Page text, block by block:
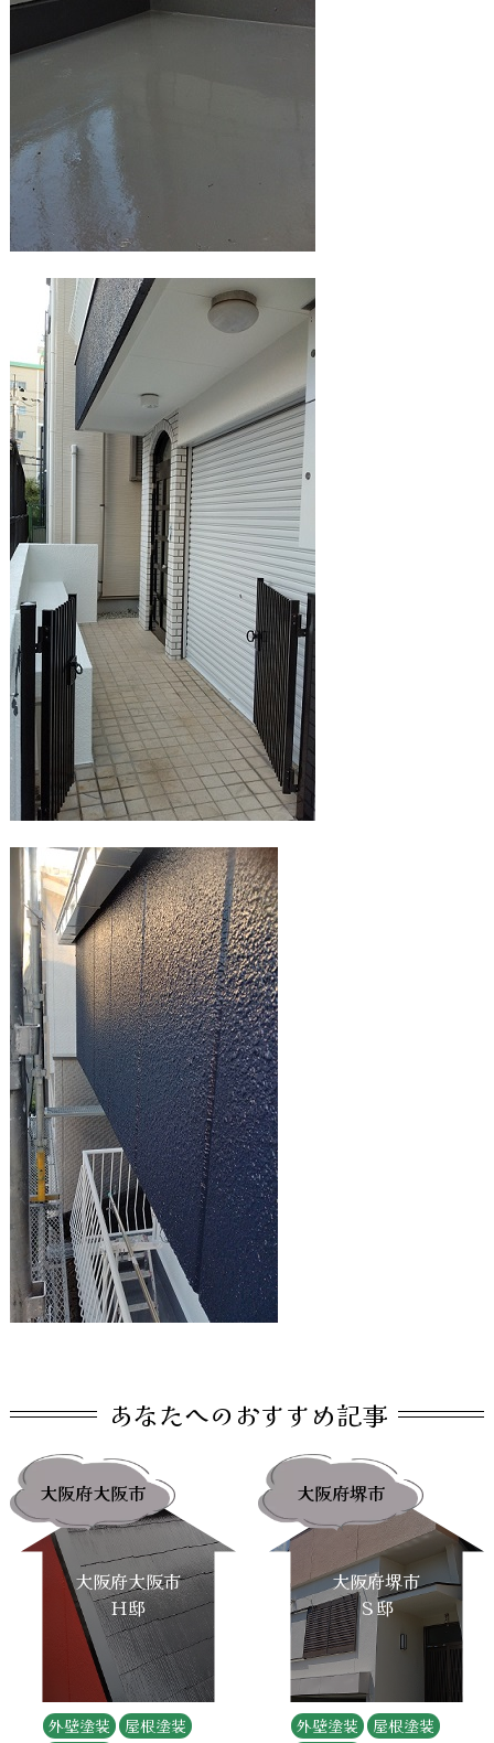
あなたへのおすすめ記事
大阪府大阪市
大阪府大阪市
Ｈ邸
外壁塗装
屋根塗装
大阪府堺市
大阪府堺市
Ｓ邸
外壁塗装
屋根塗装